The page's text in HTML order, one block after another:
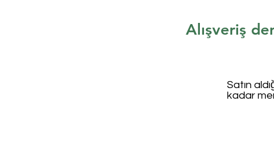
Alışveriş
Satın
kadar